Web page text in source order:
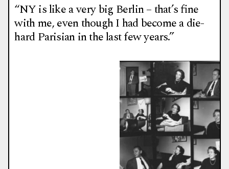
“NY is like a very big Berlin – that’s fine
with me, even though I had become a die-
hard Parisian in the last few years.”